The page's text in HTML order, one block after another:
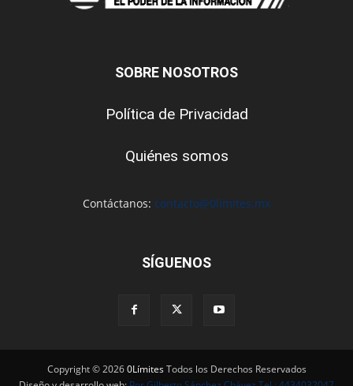
SOBRE NOSOTROS
Política de Privacidad
Quiénes somos
Contáctanos: contacto@0limites.mx
SÍGUENOS
Copyright © 20260LímitesTodos los Derechos Reservados